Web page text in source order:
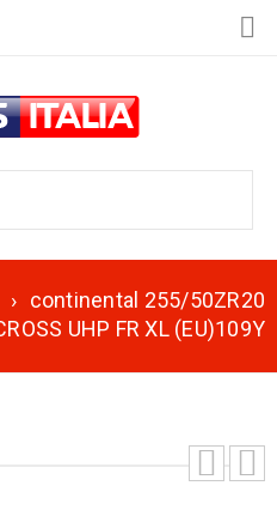
› continental 255/50ZR20
UHP FR XL (EU)109Y